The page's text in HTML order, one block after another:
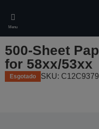
main
content
Menu
500-Sheet
for 58xx/53xx
Esgotado SKU: